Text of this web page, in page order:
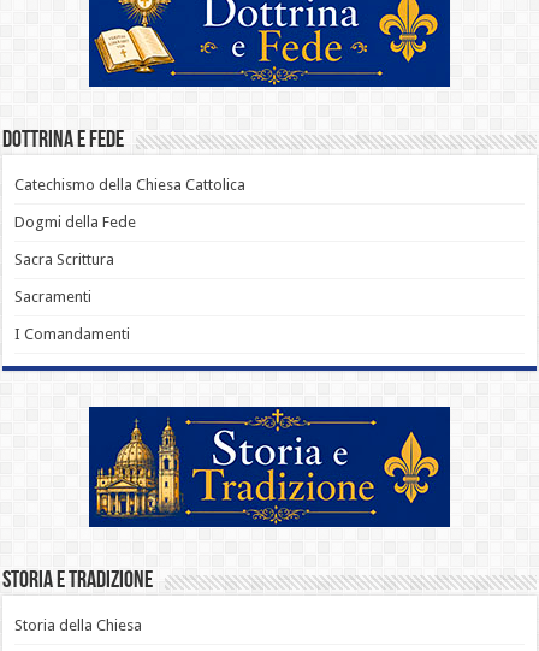
Dottrina e Fede
Catechismo della Chiesa Cattolica
Dogmi della Fede
Sacra Scrittura
Sacramenti
I Comandamenti
Storia e Tradizione
Storia della Chiesa